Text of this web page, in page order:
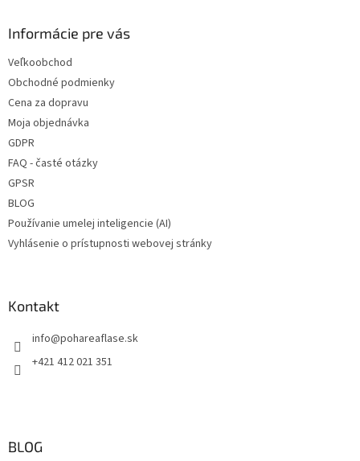
Informácie pre vás
Veľkoobchod
Obchodné podmienky
Cena za dopravu
Moja objednávka
GDPR
FAQ - časté otázky
GPSR
BLOG
Používanie umelej inteligencie (AI)
Vyhlásenie o prístupnosti webovej stránky
Kontakt
info@pohareaflase.sk
+421 412 021 351
BLOG